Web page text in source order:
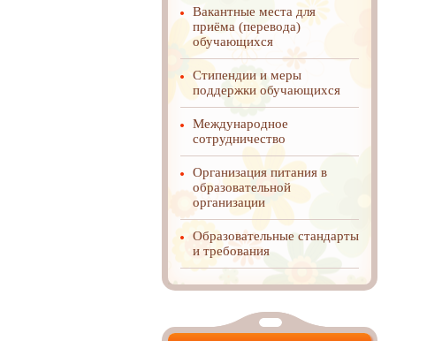
Вакантные места для
приёма (перевода)
обучающихся
Стипендии и меры
поддержки обучающихся
Международное
cотрудничество
Организация питания в
образовательной
организации
Образовательные стандарты
и требования